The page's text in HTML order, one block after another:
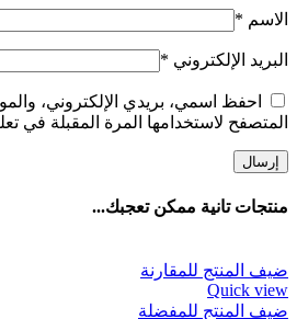
الاسم *
البريد الإلكتروني *
احفظ اسمي، بريدي الإلكتروني،
المتصفح لاستخدامها المرة المقبلة في
منتجات تانية ممكن تعجبك...
ضيف المنتج للمقارنة
Quick view
ضيف المنتج للمفضلة